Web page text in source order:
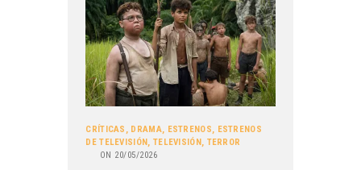
CRÍTICAS , DRAMA, ESTRENOS, ESTRENOS
DE TELEVISIÓN, TELEVISIÓN, TERROR
ON 20/05/2026